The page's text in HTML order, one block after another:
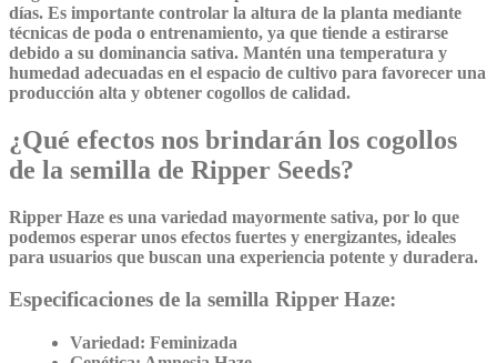
días. Es importante controlar la altura de la planta mediante
técnicas de poda o entrenamiento, ya que tiende a estirarse
debido a su dominancia sativa. Mantén una temperatura y
humedad adecuadas en el espacio de cultivo para favorecer una
producción alta y obtener cogollos de calidad.
¿Qué efectos nos brindarán los cogollos
de la semilla de Ripper Seeds?
Ripper Haze es una variedad mayormente sativa, por lo que
podemos esperar unos efectos fuertes y energizantes, ideales
para usuarios que buscan una experiencia potente y duradera.
Especificaciones de la semilla Ripper Haze:
Variedad: Feminizada